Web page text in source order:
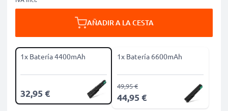
AÑADIR A LA CESTA
1x Batería 4400mAh
32,95 €
1x Batería 6600mAh
44,95 €
49,95 €